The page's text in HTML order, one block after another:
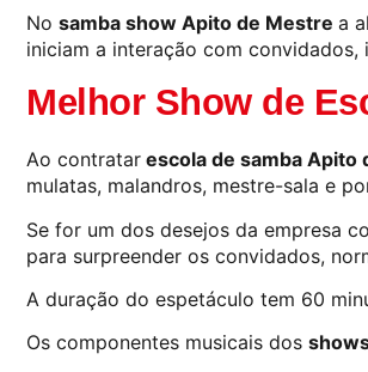
No samba show Apito de Mestre a
iniciam a interação com
Melhor Show de
Ao contratar escola de samba Apito
mulatas, malandros, mestre-sala e
Se for um dos desejos da empresa
para surpreender os convidados,
A duração do espetáculo tem 60
Os componentes musicais dos